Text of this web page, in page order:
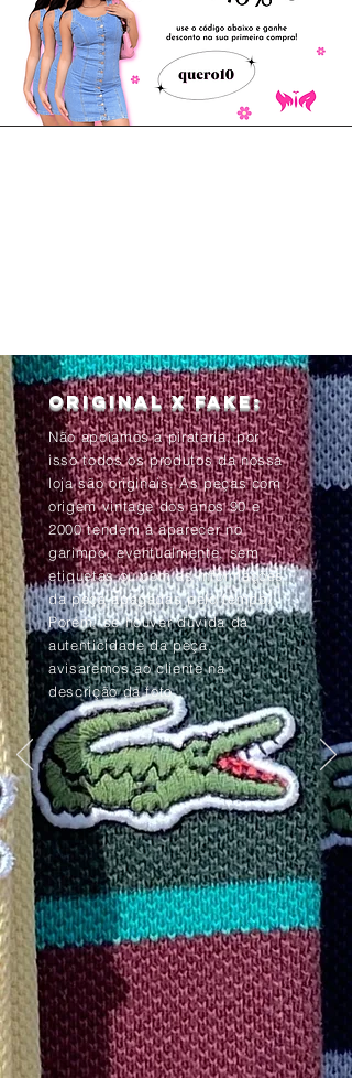
Original x Fake:
Não apoiamos a pirataria, por
isso todos os produtos da nossa
loja são originais. As peças com
origem vintage dos anos 90 e
2000 tendem à aparecer no
garimpo, eventualmente, sem
etiquetas ou com as informações
da peça apagadas pelo tempo.
Porém, se houver dúvida da
autenticidade da peça,
avisaremos ao cliente na
descrição da foto.